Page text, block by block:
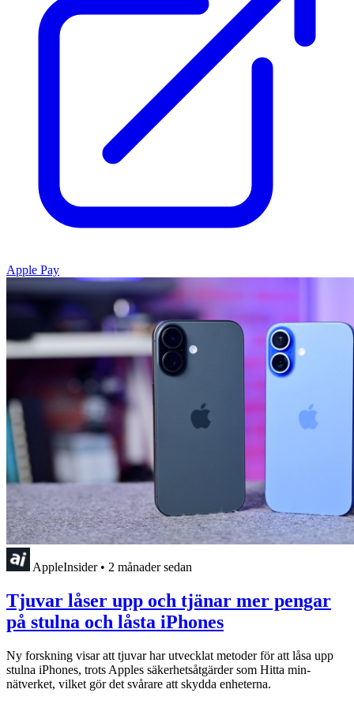
Apple Pay
AppleInsider • 2 månader sedan
Tjuvar låser upp och tjänar mer pengar
på stulna och låsta iPhones
Ny forskning visar att tjuvar har utvecklat metoder för att låsa upp
stulna iPhones, trots Apples säkerhetsåtgärder som Hitta min-
nätverket, vilket gör det svårare att skydda enheterna.